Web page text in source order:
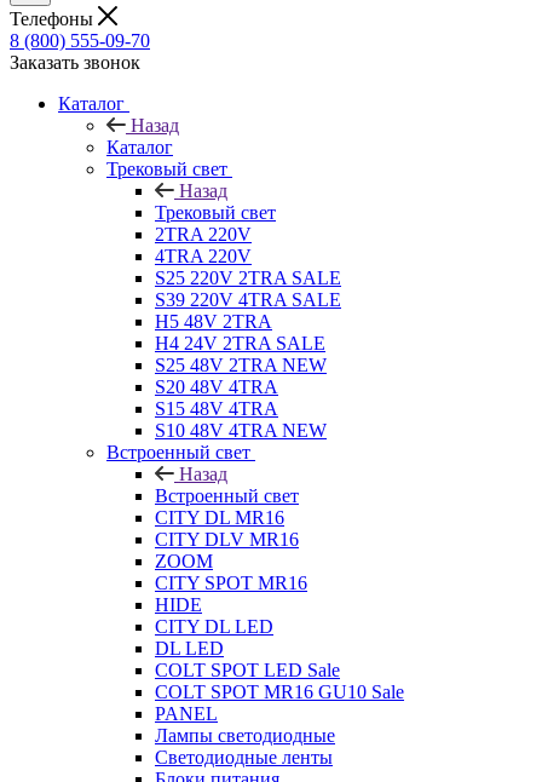
Телефоны
8 (800) 555-09-70
Заказать звонок
Каталог
Назад
Каталог
Трековый свет
Назад
Трековый свет
2TRA 220V
4TRA 220V
S25 220V 2TRA SALE
S39 220V 4TRA SALE
H5 48V 2TRA
H4 24V 2TRA SALE
S25 48V 2TRA NEW
S20 48V 4TRA
S15 48V 4TRA
S10 48V 4TRA NEW
Встроенный свет
Назад
Встроенный свет
CITY DL MR16
CITY DLV MR16
ZOOM
CITY SPOT MR16
HIDE
CITY DL LED
DL LED
COLT SPOT LED Sale
COLT SPOT MR16 GU10 Sale
PANEL
Лампы светодиодные
Светодиодные ленты